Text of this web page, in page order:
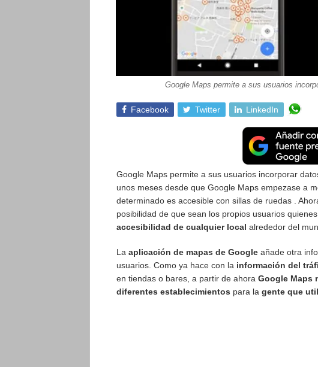
Google Maps permite a sus usuarios
Facebook Twitter LinkedIn
Google Maps permite a sus usuarios incorporar
unos meses desde que Google Maps empezase a
determinado es accesible con sillas de ruedas .
posibilidad de que sean los propios usuarios quienes
accesibilidad de cualquier local alrededor del
La aplicación de mapas de Googleañade otra
usuarios. Como ya hace con la información del
en tiendas o bares, a partir de ahora Google Maps
diferentes establecimientos para la gente que